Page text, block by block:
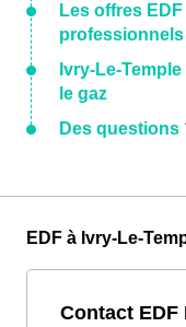
Les offres
Ivry-Le-
le gaz
Des questions
EDF à Ivry-Le-
Contact EDF